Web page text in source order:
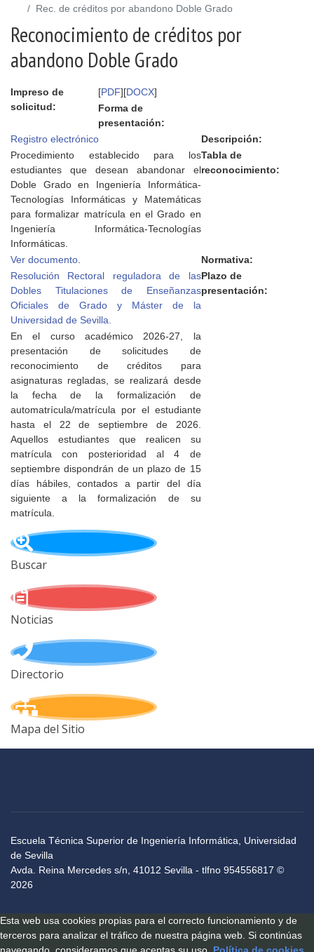
Rec. de créditos por abandono Doble Grado
Reconocimiento de créditos por
abandono Doble Grado
Impreso de
solicitud:
[PDF][DOCX]
Forma de
presentación:
Registro electrónico
Descripción:
Procedimiento establecido para los
estudiantes que desean abandonar el
Doble Grado en Ingeniería Informática-
Tecnologías Informáticas y Matemáticas
para formalizar matrícula en el Grado en
Ingeniería Informática-Tecnologías
Informáticas.
Tabla de
reconocimiento:
Ver documento.
Normativa:
Resolución Rectoral reguladora de las
Dobles Titulaciones de Enseñanzas
Oficiales de Grado y Máster de la
Universidad de Sevilla.
Plazo de
presentación:
En el curso académico 2026-27, la
presentación de solicitudes de
reconocimiento de créditos para
asignaturas regladas, se realizará desde
la fecha de la formalización de
automatrícula/matrícula por el estudiante
hasta el 22 de septiembre de 2026.
Aquellos estudiantes que realicen su
matrícula con posterioridad al 4 de
septiembre dispondrán de un plazo de 15
días hábiles, contados a partir del día
siguiente a la formalización de su
matrícula.
Buscar
Noticias
Directorio
Mapa del Sitio
Escuela Técnica Superior de Ingeniería Informática, Universidad
de Sevilla
Avda. Reina Mercedes s/n, 41012 Sevilla - tlfno 954556817 ©
2026
Esta web usa cookies propias para el correcto funcionamiento y de
terceros para analizar el tráfico de nuestra página web. Si continúas
navegando, consideramos que aceptas su uso. Política de cookies